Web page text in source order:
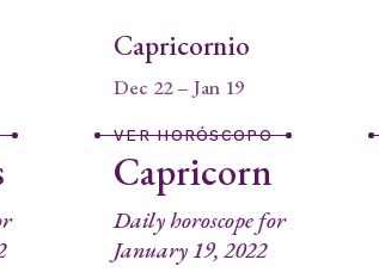
Capricornio
Dec 22 – Jan 19
VER HORÓSCOPO
Capricorn
Daily horoscope for
January 19, 2022